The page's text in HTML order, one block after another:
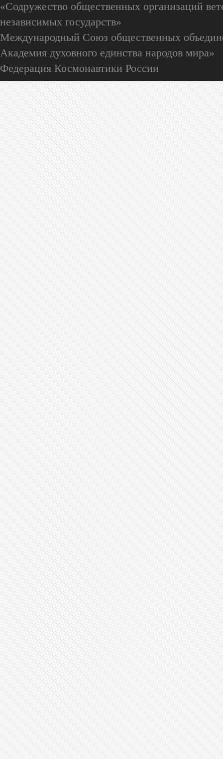
«Содружество общественных организаций
независимых государств»
Международный Союз общественных
Академия духовного единства народов мира»
Федерация Космонавтики России